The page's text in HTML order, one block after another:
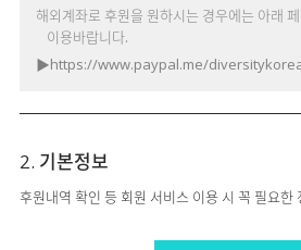
해외계좌로 후원을 원하시는 경우에는 아래
이용바랍니다.
▶https://www.paypal.me/
2. 기본정보
후원내역 확인 등 회원 서비스 이용 시 꼭 필요한